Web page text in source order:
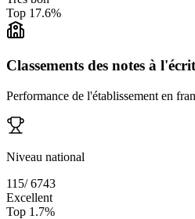
Top 17.6%
Classements des notes à
Performance de l'établissement en
Niveau national
115/6743
Excellent
Top 1.7%